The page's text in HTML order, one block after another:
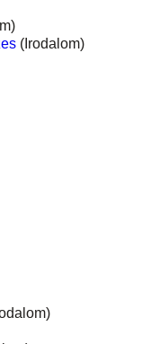
(Irodalom)